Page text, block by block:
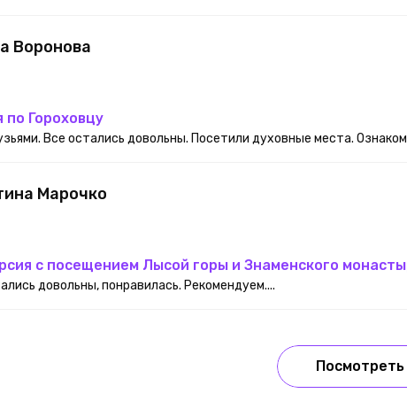
Воронова
по Гороховцу
Все остались довольны. Посетили духовные места.
Марочко
с посещением Лысой горы и Знаменского
довольны, понравилась. Рекомендуем....
Посмотреть